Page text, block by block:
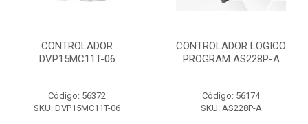
CONTROLADOR
DVP15MC11T-06
Código: 56372
SKU: DVP15MC11T-06
CONTROLADOR LOGICO
PROGRAM AS228P-A
Código: 56174
SKU: AS228P-A